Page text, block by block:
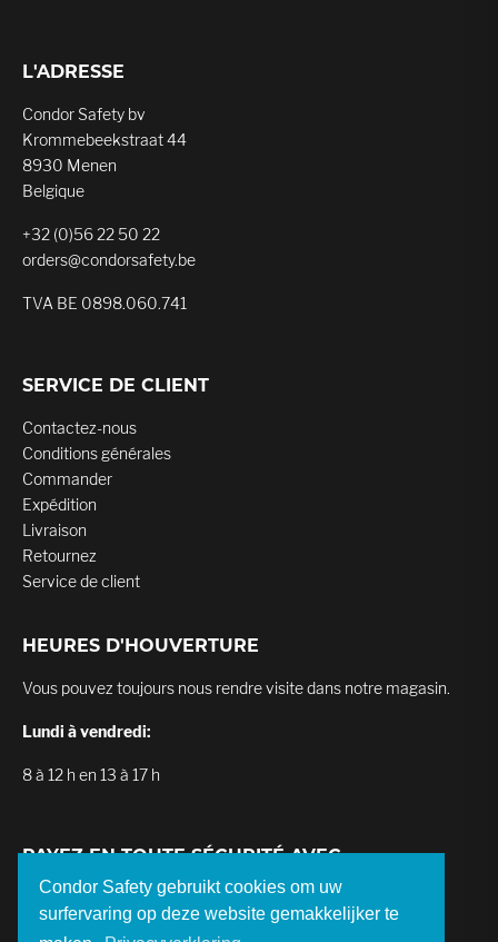
Condor Safety gebruikt cookies om uw
surfervaring op deze website gemakkelijker te
L'ADRESSE
Condor Safety bv
Krommebeekstraat 44
8930 Menen
Belgique
+32 (0)56 22 50 22
orders@condorsafety.be
TVA BE 0898.060.741
SERVICE DE CLIENT
Contactez-nous
Conditions générales
Commander
Expédition
Livraison
Retournez
Service de client
HEURES D'HOUVERTURE
Vous pouvez toujours nous rendre visite dans notre magasin.
Lundi à vendredi:
8 à 12 h en 13 à 17 h
PAYEZ EN TOUTE SÉCURITÉ AVEC